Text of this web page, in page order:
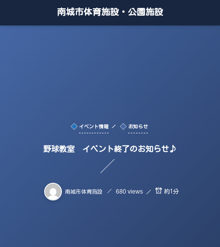
南城市体育施設・公園施設
イベント情報 お知らせ
野球教室 イベント終了のお知らせ♪
南城市体育施設 680 views 約1分